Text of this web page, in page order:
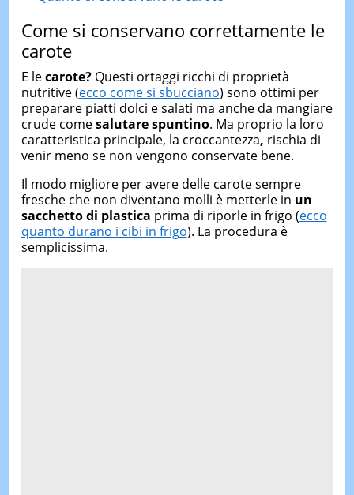
Come si conservano correttamente le
carote
E lecarote?Questi ortaggi ricchi di proprietà
nutritive (ecco come si sbucciano) sono ottimi per
preparare piatti dolci e salati ma anche da mangiare
crude comesalutare spuntino. Ma proprio la loro
caratteristica principale, la croccantezza, rischia di
venir meno se non vengono conservate bene.
Il modo migliore per avere delle carote sempre
fresche che non diventano molli è metterle in un
sacchetto di plastica prima di riporle in frigo (ecco
quanto durano i cibi in frigo). La procedura è
semplicissima.